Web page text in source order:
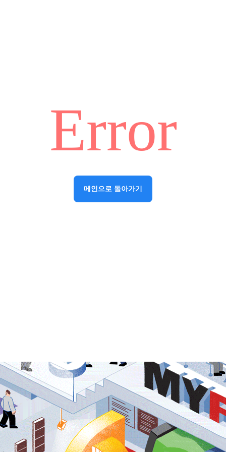
Error
메인으로 돌아가기